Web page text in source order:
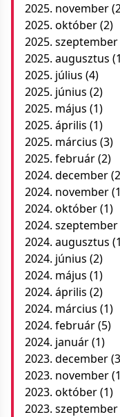
2025. november
2025. október(2)
2025. szeptember
2025. augusztus
2025. július (4)
2025. június (2)
2025. május (1)
2025. április (1)
2025. március (3)
2025. február(2)
2024. december
2024. november
2024. október(1)
2024. szeptember
2024. augusztus
2024. június (2)
2024. május (1)
2024. április (2)
2024. március (1)
2024. február(5)
2024. január(1)
2023. december
2023. november
2023. október(1)
2023. szeptember